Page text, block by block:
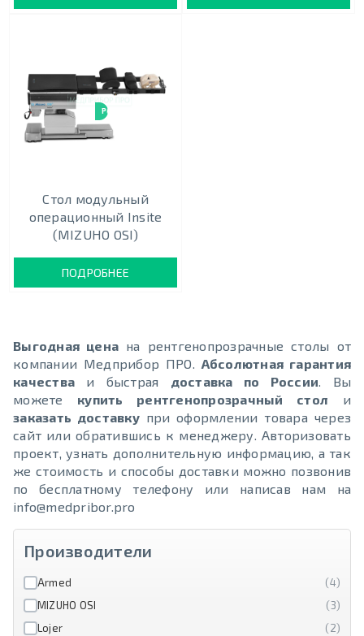
РЕНТГЕНОПРОЗРАЧНЫЙ
Стол модульный
операционный Insite
(MIZUHO OSI)
ПОДРОБНЕЕ
Выгодная цена на рентгенопрозрачные столы от
компании Медприбор ПРО. Абсолютная гарантия
качества и быстрая доставка по России. Вы
можете купить рентгенопрозрачный стол и
заказать доставкупри оформлении товара через
сайт или обратившись к менеджеру. Авторизовать
проект, узнать дополнительную информацию, а так
же стоимость и способы доставки можно позвонив
по бесплатному телефону или написав нам на
info@medpribor.pro
Производители
Armed
(4)
MIZUHO OSI
(3)
Lojer
(2)